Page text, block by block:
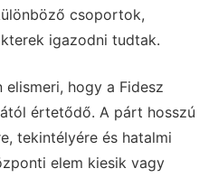
csoportok,
igazodni tudtak.
elismeri, hogy a Fidesz
értetődő. A párt hosszú
tekintélyére és hatalmi
elem kiesik vagy